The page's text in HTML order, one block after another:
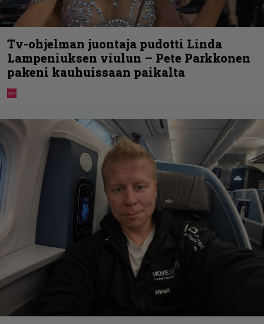
Tv-ohjelman juontaja pudotti Linda
Lampeniuksen viulun – Pete Parkkonen
pakeni kauhuissaan paikalta